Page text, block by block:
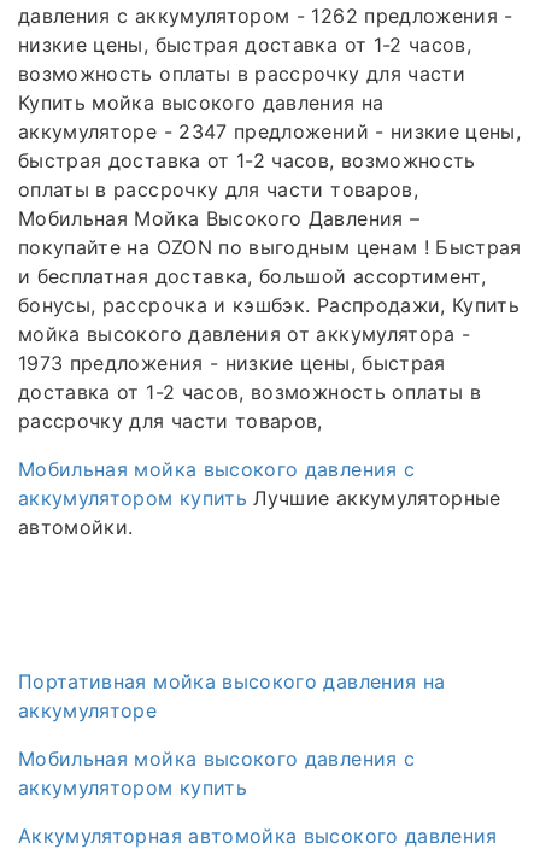
давления с аккумулятором - 1262 предложения -
низкие цены, быстрая доставка от 1-2 часов,
возможность оплаты в рассрочку для части
Купить мойка высокого давления на
аккумуляторе - 2347 предложений - низкие цены,
быстрая доставка от 1-2 часов, возможность
оплаты в рассрочку для части товаров,
Мобильная Мойка Высокого Давления –
покупайте на OZON по выгодным ценам ! Быстрая
и бесплатная доставка, большой ассортимент,
бонусы, рассрочка и кэшбэк. Распродажи, Купить
мойка высокого давления от аккумулятора -
1973 предложения - низкие цены, быстрая
доставка от 1-2 часов, возможность оплаты в
рассрочку для части товаров,
Мобильная мойка высокого давления с
аккумулятором купить Лучшие аккумуляторные
автомойки.
Портативная мойка высокого давления на
аккумуляторе
Мобильная мойка высокого давления с
аккумулятором купить
Аккумуляторная автомойка высокого давления